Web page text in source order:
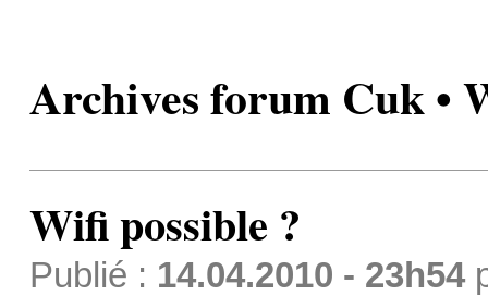
Archives forum Cuk •
Wifi possible ?
Publié : 14.04.2010 - 23h54